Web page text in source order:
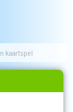
kaartspel